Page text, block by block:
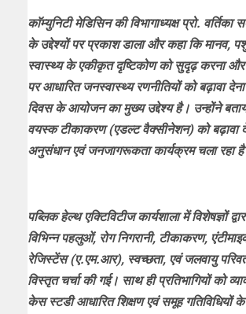
काॅम्युनिटी मेडिसिन की विभागाध्यक्ष प्रो.
के उद्देश्यों पर प्रकाश डाला और कहा कि मानव, पशु
स्वास्थ्य के एकीकृत दृष्टिकोण को सुदृढ़ करना और
पर आधारित जनस्वास्थ्य रणनीतियों को बढ़ावा
दिवस के आयोजन का मुख्य उद्देश्य है। उन्होंने
वयस्क टीकाकरण (एडल्ट वैक्सीनेशन) को बढ़ावा
अनुसंधान एवं जनजागरूकता कार्यक्रम चला रहा
पब्लिक हेल्थ एक्टिविटीज कार्यशाला में विशेषज्ञों
विभिन्न पहलुओं, रोग निगरानी, टीकाकरण,
रेजिस्टेंस (ए.एम.आर), स्वच्छता, एवं जलवायु
विस्तृत चर्चा की गई। साथ ही प्रतिभागियों को
केस स्टडी आधारित शिक्षण एवं समूह गतिविधियों